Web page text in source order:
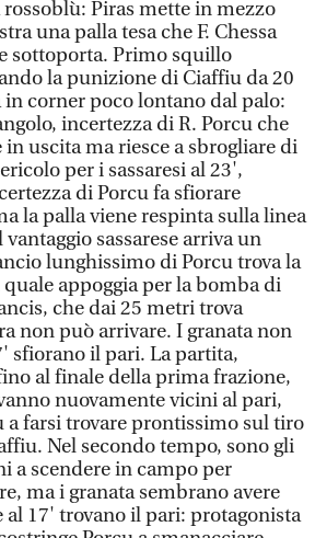
Piras mette in mezzo
una palla tesa che F. Chessa
sottoporta. Primo squillo
la punizione di Ciaffiu da 20
corner poco lontano dal palo:
incertezza di R. Porcu che
uscita ma riesce a sbrogliare di
per i sassaresi al 23',
di Porcu fa sfiorare
la palla viene respinta sulla linea
sassarese arriva un
lunghissimo di Porcu trova la
appoggia per la bomba di
che dai 25 metri trova
non può arrivare. I granata non
sfiorano il pari. La partita,
al finale della prima frazione,
nuovamente vicini al pari,
a farsi trovare prontissimo sul tiro
Nel secondo tempo, sono gli
a scendere in campo per
ma i granata sembrano avere
17' trovano il pari: protagonista